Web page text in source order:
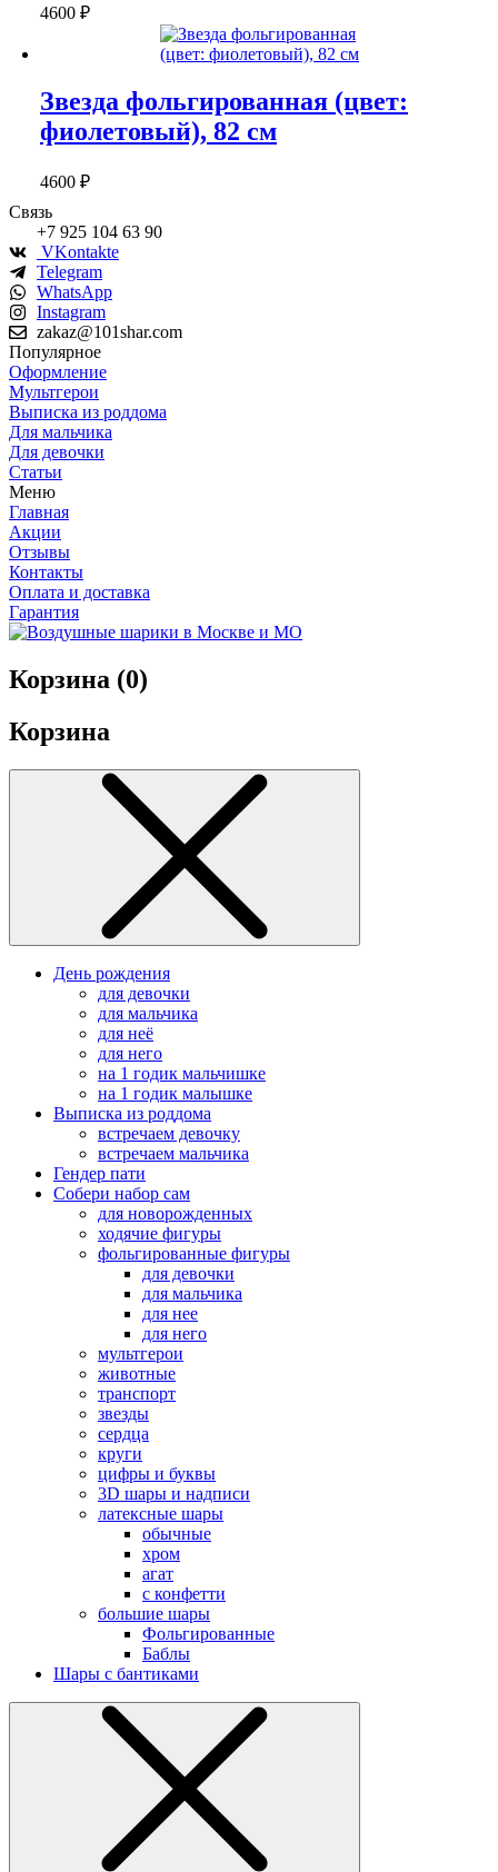
4600 ₽
Звезда фольгированная (цвет:
фиолетовый), 82 см
4600 ₽
Связь
+7 925 104 63 90
VKontakte
Telegram
WhatsApp
Instagram
zakaz@101shar.com
Популярное
Оформление
Мультгерои
Выписка из роддома
Для мальчика
Для девочки
Статьи
Меню
Главная
Акции
Отзывы
Контакты
Оплата и доставка
Гарантия
Корзина (0)
Корзина
День рождения
для девочки
для мальчика
для неё
для него
на 1 годик мальчишке
на 1 годик малышке
Выписка из роддома
встречаем девочку
встречаем мальчика
Гендер пати
Собери набор сам
для новорожденных
ходячие фигуры
фольгированные фигуры
для девочки
для мальчика
для нее
для него
мультгерои
животные
транспорт
звезды
сердца
круги
цифры и буквы
3D шары и надписи
латексные шары
обычные
хром
агат
с конфетти
большие шары
Фольгированные
Баблы
Шары с бантиками